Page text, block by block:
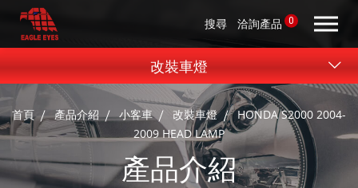
搜尋 洽詢產品 0
首頁 產品介紹 小客車 改裝車燈
HONDA S2000 2004-
2009 HEAD LAMP
產品介紹
改裝車燈